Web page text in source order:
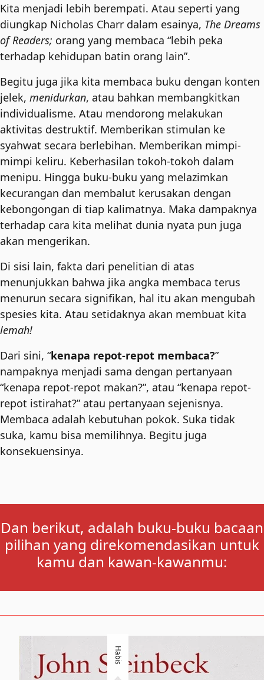
Kita menjadi lebih berempati. Atau seperti yang
diungkap Nicholas Charr dalam esainya, The Dreams
of Readers; orang yang membaca “lebih peka
terhadap kehidupan batin orang lain”.
Begitu juga jika kita membaca buku dengan konten
jelek, menidurkan, atau bahkan membangkitkan
individualisme. Atau mendorong melakukan
aktivitas destruktif. Memberikan stimulan ke
syahwat secara berlebihan. Memberikan mimpi-
mimpi keliru. Keberhasilan tokoh-tokoh dalam
menipu. Hingga buku-buku yang melazimkan
kecurangan dan membalut kerusakan dengan
kebongongan di tiap kalimatnya. Maka dampaknya
terhadap cara kita melihat dunia nyata pun juga
akan mengerikan.
Di sisi lain, fakta dari penelitian di atas
menunjukkan bahwa jika angka membaca terus
menurun secara signifikan, hal itu akan mengubah
spesies kita. Atau setidaknya akan membuat kita
lemah!
Dari sini, “kenapa repot-repot membaca?”
nampaknya menjadi sama dengan pertanyaan
“kenapa repot-repot makan?”, atau “kenapa repot-
repot istirahat?” atau pertanyaan sejenisnya.
Membaca adalah kebutuhan pokok. Suka tidak
suka, kamu bisa memilihnya. Begitu juga
konsekuensinya.
Dan berikut, adalah buku-buku bacaan
pilihan yang direkomendasikan untuk
kamu dan kawan-kawanmu:
Habis